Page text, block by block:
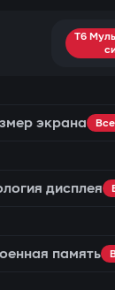
T6
экрана Все
дисплея
память